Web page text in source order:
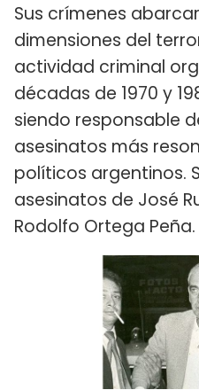
Sus crímenes
dimensiones del
actividad criminal
décadas de 1970 y
siendo responsable
asesinatos más
políticos argentinos.
asesinatos de José
Rodolfo Ortega Peña.